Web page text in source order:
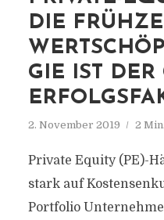
DIE
GIE IST DER
2. November 2019 2
Private Equity (PE)-
stark auf
Portfolio